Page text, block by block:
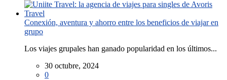
Conexión, aventura y ahorro entre los beneficios de viajar en
grupo
Los viajes grupales han ganado popularidad en los últimos...
30 octubre, 2024
0